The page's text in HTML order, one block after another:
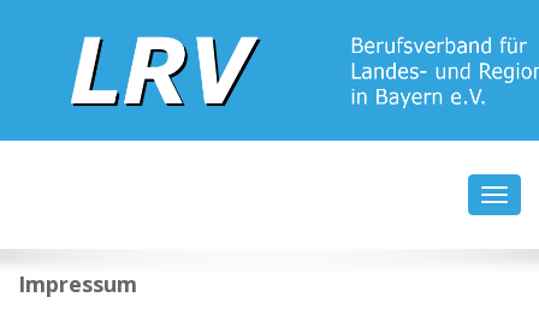
Impressum